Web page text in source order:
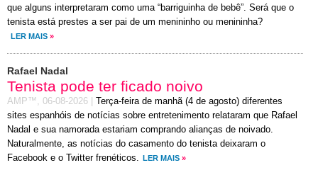
que alguns interpretaram como uma “barriguinha de bebê”. Será que o
tenista está prestes a ser pai de um menininho ou menininha?
LER MAIS »
Rafael Nadal
Tenista pode ter ficado noivo
AMP™, 06-08-2026
Terça-feira de manhã (4 de agosto) diferentes
sites espanhóis de notícias sobre entretenimento relataram que Rafael
Nadal e sua namorada estariam comprando alianças de noivado.
Naturalmente, as notícias do casamento do tenista deixaram o
Facebook e o Twitter frenéticos.
LER MAIS »